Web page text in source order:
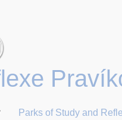
Parks of Study and